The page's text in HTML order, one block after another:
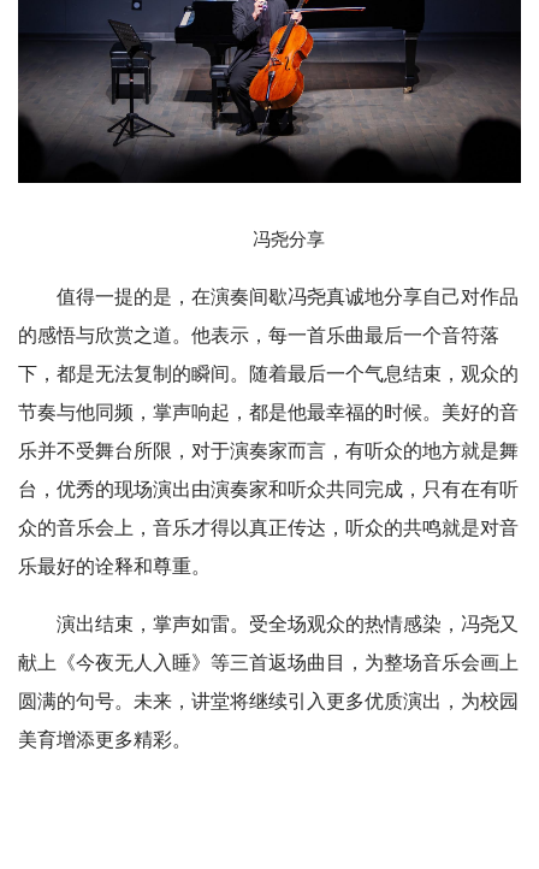
冯尧分享
值得一提的是，在演奏间歇冯尧真诚地分享自己对作品
的感悟与欣赏之道。他表示，每一首乐曲最后一个音符落
下，都是无法复制的瞬间。随着最后一个气息结束，观众的
节奏与他同频，掌声响起，都是他最幸福的时候。美好的音
乐并不受舞台所限，对于演奏家而言，有听众的地方就是舞
台，优秀的现场演出由演奏家和听众共同完成，只有在有听
众的音乐会上，音乐才得以真正传达，听众的共鸣就是对音
乐最好的诠释和尊重。
演出结束，掌声如雷。受全场观众的热情感染，冯尧又
献上《今夜无人入睡》等三首返场曲目，为整场音乐会画上
圆满的句号。未来，讲堂将继续引入更多优质演出，为校园
美育增添更多精彩。